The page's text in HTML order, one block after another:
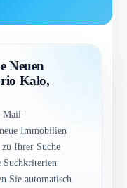
Neuen
Kalo,
Mail-
Immobilien
Ihrer Suche
Suchkriterien
Sie automatisch